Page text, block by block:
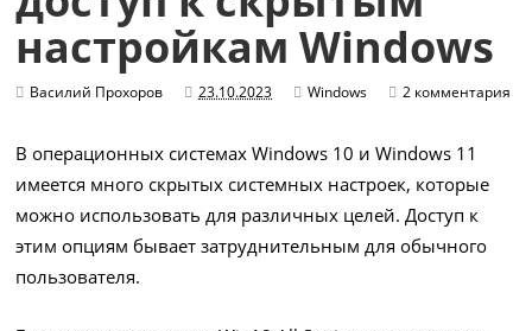
настройкам Windows
Василий Прохоров 23.10.2023 Windows 2 комментария
В операционных системах Windows 10 и Windows 11
имеется много скрытых системных настроек, которые
можно использовать для различных целей. Доступ к
этим опциям бывает затруднительным для обычного
пользователя.